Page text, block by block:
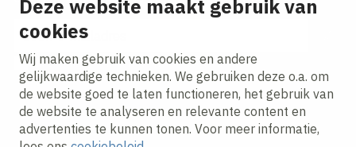
Deze website maakt gebruik van
cookies
Wij maken gebruik van cookies en andere
gelijkwaardige technieken. We gebruiken deze o.a. om
de website goed te laten functioneren, het gebruik van
de website te analyseren en relevante content en
advertenties te kunnen tonen. Voor meer informatie,
E-mailadres
Ik ga akkoord met hetprivacy statement.